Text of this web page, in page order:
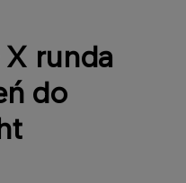
X runda
do